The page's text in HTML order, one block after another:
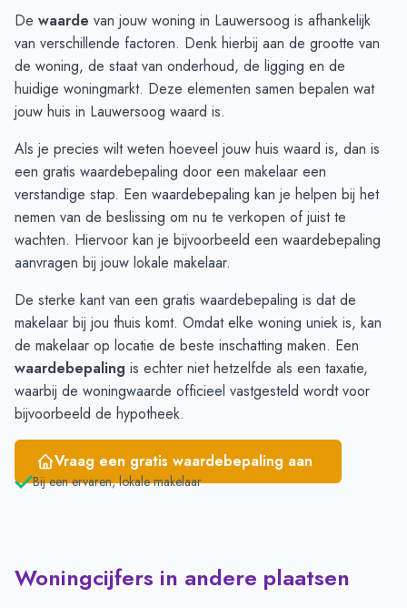
September
€ 236.166
€ 267.600
Oktober
€ 245.500
€ 307.166
November € 227.666
€ 223.833
December
€ 206.000
€ 251.250
Januari
Februari
€ 196.500
€ 190.000
Maart
€ 1.580.000 € 190.000
April
€ 759.800
€ 207.500
Mei
€ 529.100
€ 209.000
Juni
€ 258.444 € 218.500
De waarde van jouw woning in Lauwersoog is afhankelijk
van verschillende factoren. Denk hierbij aan de grootte van
de woning, de staat van onderhoud, de ligging en de
huidige woningmarkt. Deze elementen samen bepalen wat
jouw huis in Lauwersoog waard is.
Als je precies wilt weten hoeveel jouw huis waard is, dan is
een gratis waardebepaling door een makelaar een
verstandige stap. Een waardebepaling kan je helpen bij het
nemen van de beslissing om nu te verkopen of juist te
wachten. Hiervoor kan je bijvoorbeeld een waardebepaling
aanvragen bij jouw lokale makelaar.
De sterke kant van een gratis waardebepaling is dat de
makelaar bij jou thuis komt. Omdat elke woning uniek is, kan
de makelaar op locatie de beste inschatting maken. Een
waardebepaling is echter niet hetzelfde als een taxatie,
waarbij de woningwaarde officieel vastgesteld wordt voor
bijvoorbeeld de hypotheek.
Vraag een gratis waardebepaling aan
Bij een ervaren, lokale makelaar
Woningcijfers in andere plaatsen